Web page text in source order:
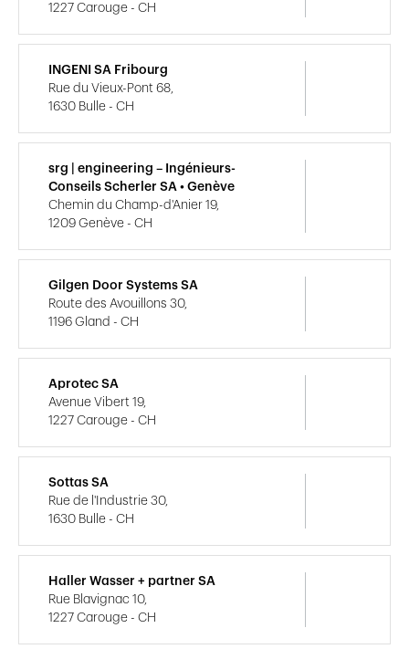
1227 Carouge - CH
INGENI SA Fribourg
Rue du Vieux-Pont 68,
1630 Bulle - CH
srg | engineering – Ingénieurs-
Conseils Scherler SA • Genève
Chemin du Champ-d'Anier 19,
1209 Genève - CH
Gilgen Door Systems SA
Route des Avouillons 30,
1196 Gland - CH
Aprotec SA
Avenue Vibert 19,
1227 Carouge - CH
Sottas SA
Rue de l'Industrie 30,
1630 Bulle - CH
Haller Wasser + partner SA
Rue Blavignac 10,
1227 Carouge - CH